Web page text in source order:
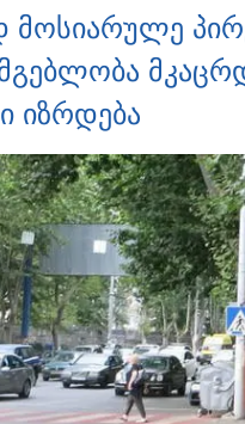
მოსიარულე
იზრდება